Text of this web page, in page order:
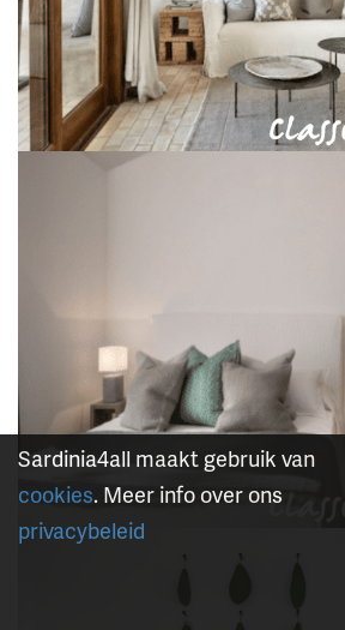
Sardinia4all maakt gebruik van
cookies. Meer info over ons
privacybeleid